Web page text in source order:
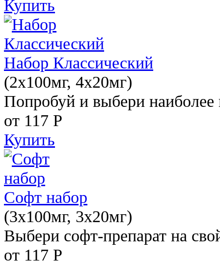
Купить
Набор Классический
(2x100мг, 4x20мг)
Попробуй и выбери наиболее
от 117 Р
Купить
Софт набор
(3x100мг, 3x20мг)
Выбери софт-препарат на
от 117 Р